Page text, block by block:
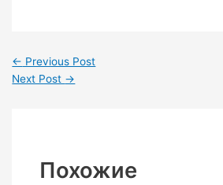
← Previous Post
Next Post →
Похожие